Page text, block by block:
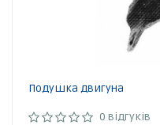
Подушка двигуна
0 відгуків